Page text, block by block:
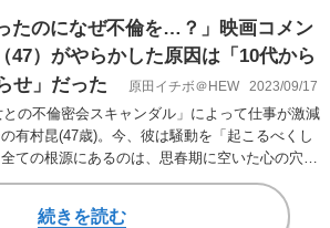
たのになぜ不倫を…？」映画コメン
47）がやらかした原因は「10代から
せ」だった
原田イチボ＠HEW 2023/09/17
の不倫密会スキャンダル」によって仕事が激減
有村昆(47歳)。今、彼は騒動を「起こるべくし
ての根源にあるのは、思春期に空いた心の穴、
続きを読む